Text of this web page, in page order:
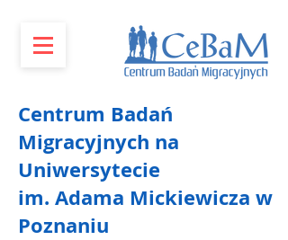
Centrum Badań
Migracyjnych na
Uniwersytecie
im. Adama Mickiewicza w
Poznaniu